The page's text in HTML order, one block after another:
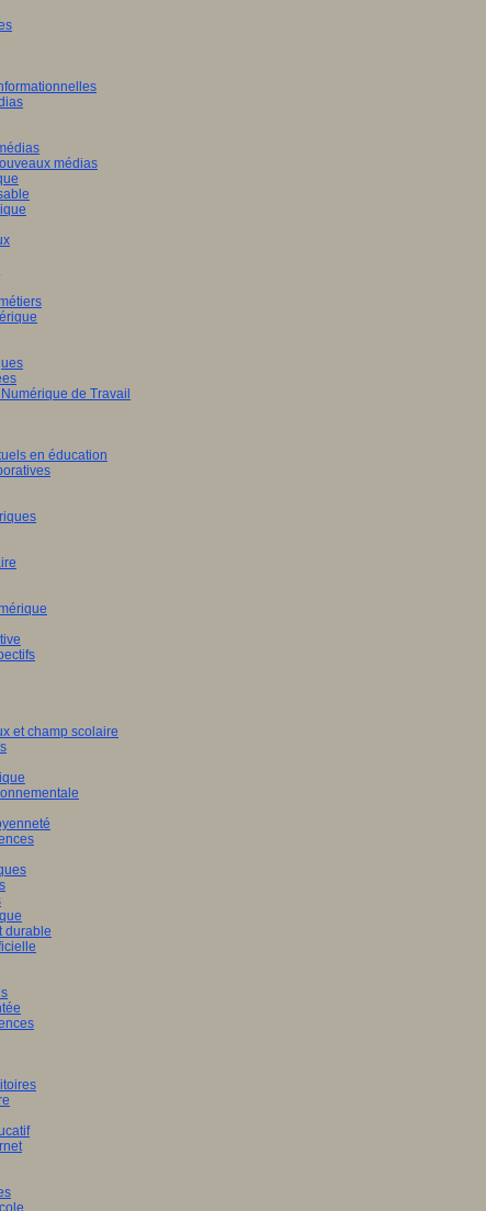
médias
de Travail
en éducation
et champ scolaire
durable